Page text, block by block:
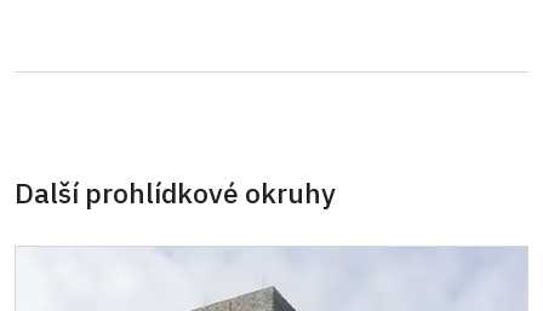
Další prohlídkové okruhy